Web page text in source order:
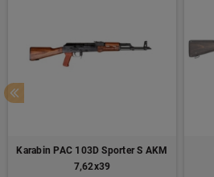
Karabin PAC 103D Sporter S AKM
7,62x39